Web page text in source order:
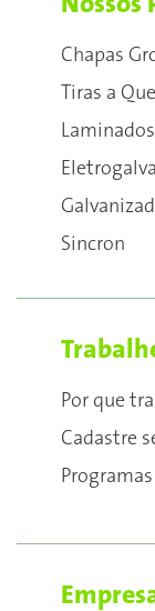
Chapas
Tiras a
Sincron
Por que
Cadastre